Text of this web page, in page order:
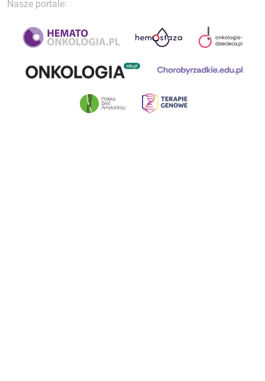
Nasze portale: